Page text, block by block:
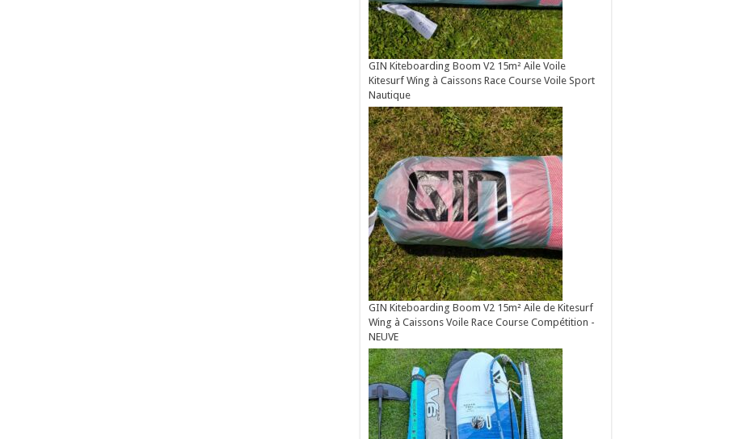
GIN Kiteboarding Boom V2 15m² Aile Voile
Kitesurf Wing à Caissons Race Course Voile Sport
Nautique
GIN Kiteboarding Boom V2 15m² Aile de Kitesurf
Wing à Caissons Voile Race Course Compétition -
NEUVE